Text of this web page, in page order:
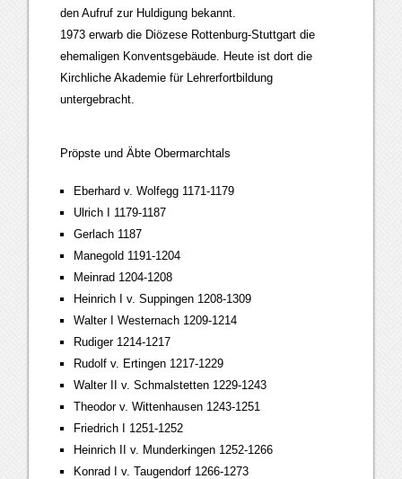
den Aufruf zur Huldigung bekannt.
1973 erwarb die Diözese Rottenburg-Stuttgart die
ehemaligen Konventsgebäude. Heute ist dort die
Kirchliche Akademie für Lehrerfortbildung
untergebracht.
Pröpste und Äbte Obermarchtals
Eberhard v. Wolfegg 1171-1179
Ulrich I 1179-1187
Gerlach 1187
Manegold 1191-1204
Meinrad 1204-1208
Heinrich I v. Suppingen 1208-1309
Walter I Westernach 1209-1214
Rudiger 1214-1217
Rudolf v. Ertingen 1217-1229
Walter II v. Schmalstetten 1229-1243
Theodor v. Wittenhausen 1243-1251
Friedrich I 1251-1252
Heinrich II v. Munderkingen 1252-1266
Konrad I v. Taugendorf 1266-1273